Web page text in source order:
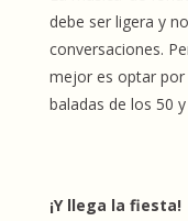
debe ser ligera y
conversaciones.
mejor es optar por
baladas de los 50
¡Y llega la fiesta!